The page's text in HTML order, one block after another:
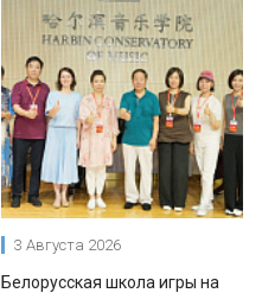
3 Августа 2026
Белорусская школа игры на